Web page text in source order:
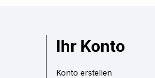
Ihr Konto
Konto erstellen